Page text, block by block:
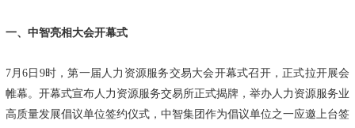
一、中智亮相大会开幕式
7月6日9时，第一届人力资源服务交易大会开幕式召开，正式拉开展会
帷幕。开幕式宣布人力资源服务交易所正式揭牌，举办人力资源服务业
高质量发展倡议单位签约仪式，中智集团作为倡议单位之一应邀上台签